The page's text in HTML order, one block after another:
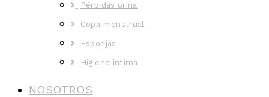
Pérdidas orina
Copa menstrual
Esponjas
Higiene íntima
NOSOTROS